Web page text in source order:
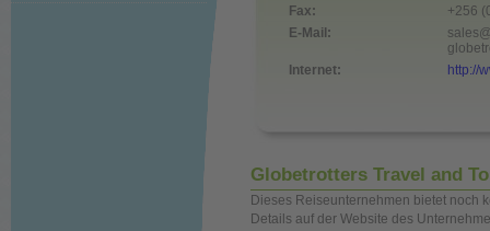
Fax:
+256
E-Mail:
Internet:
http://
Globetrotters Travel and
Dieses Reiseunternehmen bietet noch
Details auf der Website des